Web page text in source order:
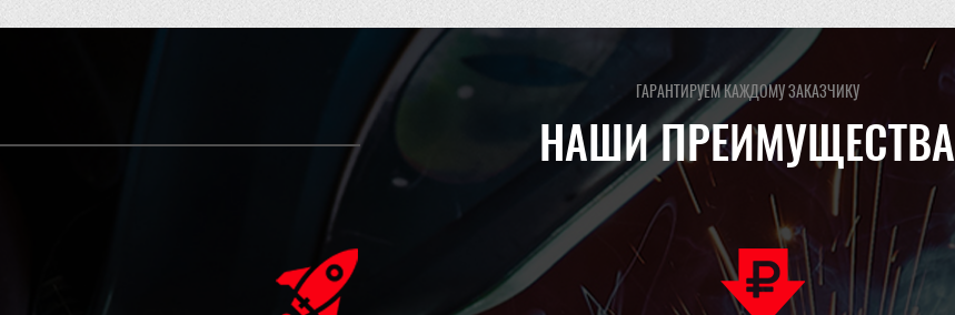
ГАРАНТИРУЕМ КАЖДОМУ ЗАКАЗЧИКУ
НАШИ ПРЕИМУЩЕСТВА